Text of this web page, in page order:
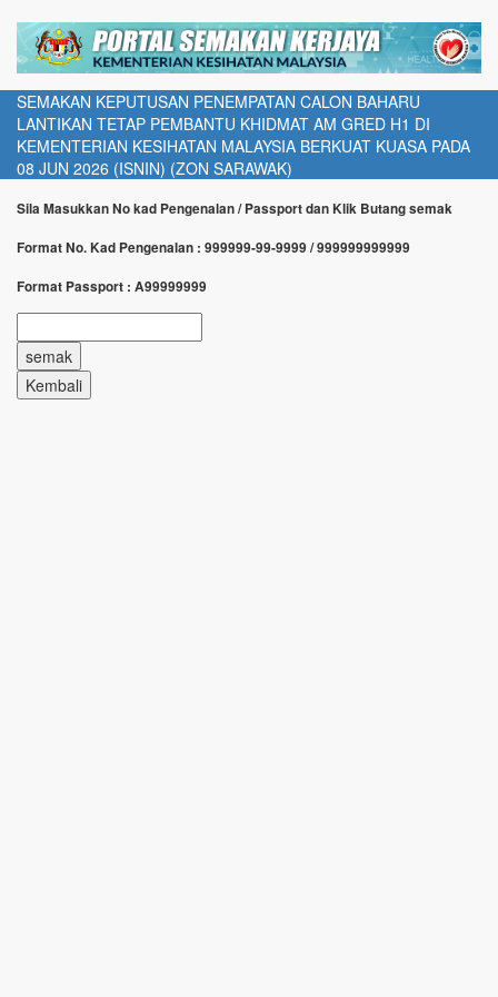
SEMAKAN KEPUTUSAN PENEMPATAN CALON BAHARU
LANTIKAN TETAP PEMBANTU KHIDMAT AM GRED H1 DI
KEMENTERIAN KESIHATAN MALAYSIA BERKUAT KUASA PADA
08 JUN 2026 (ISNIN) (ZON SARAWAK)
Sila Masukkan No kad Pengenalan / Passport dan Klik Butang semak
Format No. Kad Pengenalan : 999999-99-9999 / 999999999999
Format Passport : A99999999